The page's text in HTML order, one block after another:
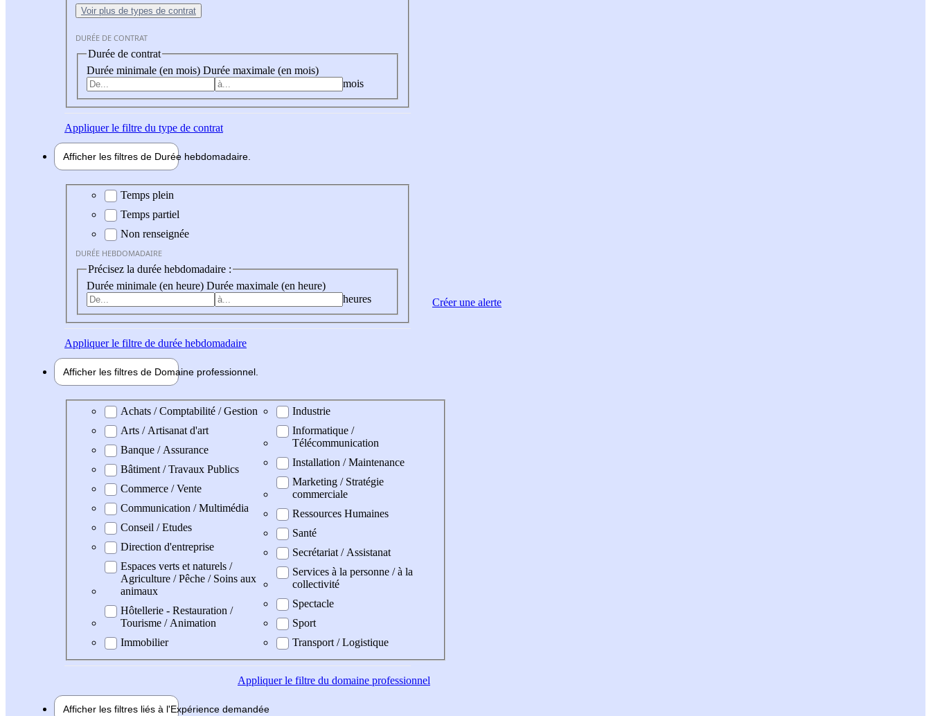
Voir plus de types de contrat
DURÉE DE CONTRAT
Durée de contrat
Durée minimale (en mois) Durée maximale (en mois)
mois
Appliquerle filtre du type de contrat
Afficher les filtres de Durée hebdomadaire
Durée hebdomadaire
Temps plein
Temps partiel
Non renseignée
DURÉE HEBDOMADAIRE
Précisez la durée hebdomadaire :
Durée minimale (en heure) Durée maximale (en heure)
heures
Appliquerle filtre de durée hebdomadaire
Afficher les filtres de Domaine professionnel
Domaine professionel
Achats / Comptabilité / Gestion
Arts / Artisanat d'art
Banque / Assurance
Bâtiment / Travaux Publics
Commerce / Vente
Communication / Multimédia
Conseil / Etudes
Direction d'entreprise
Espaces verts et naturels /
Agriculture / Pêche / Soins aux
animaux
Hôtellerie - Restauration /
Tourisme / Animation
Immobilier
Industrie
Informatique /
Télécommunication
Installation / Maintenance
Marketing / Stratégie
commerciale
Ressources Humaines
Santé
Secrétariat / Assistanat
Services à la personne / à la
collectivité
Spectacle
Sport
Transport / Logistique
Appliquerle filtre du domaine professionnel
Afficher les filtres liés à l'Expérience demandée
Créer une alerte